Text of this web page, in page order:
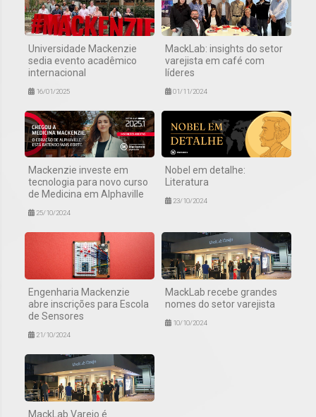
Universidade Mackenzie
sedia evento acadêmico
internacional
16/01/2025
MackLab: insights do setor
varejista em café com
líderes
01/11/2024
Mackenzie investe em
tecnologia para novo curso
de Medicina em Alphaville
25/10/2024
Nobel em detalhe:
Literatura
23/10/2024
Engenharia Mackenzie
abre inscrições para Escola
de Sensores
21/10/2024
MackLab recebe grandes
nomes do setor varejista
10/10/2024
MackLab Varejo é